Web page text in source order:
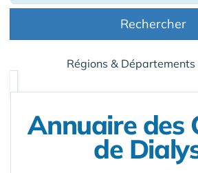
Rechercher
Régions & Départements
Annuaire des
de